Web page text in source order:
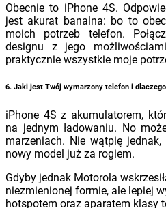
Obecnie to iPhone 4S.
jest akurat banalna: bo to
moich potrzeb telefon.
designu z jego
praktycznie wszystkie moje
6. Jaki jest Twój wymarzony telefon i
iPhone 4S z akumulatorem,
na jednym ładowaniu. No
marzeniach. Nie wątpię
nowy model już za rogiem.
Gdyby jednak Motorola
niezmienionej formie, ale lepiej
hotspotem oraz aparatem klasy